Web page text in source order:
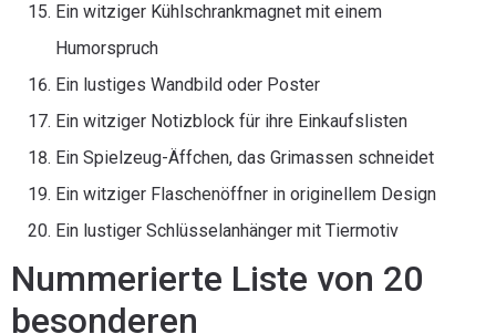
Ein witziger Kühlschrankmagnet mit einem
Humorspruch
Ein lustiges Wandbild oder Poster
Ein witziger Notizblock für ihre Einkaufslisten
Ein Spielzeug-Äffchen, das Grimassen schneidet
Ein witziger Flaschenöffner in originellem Design
Ein lustiger Schlüsselanhänger mit Tiermotiv
Nummerierte Liste von 20
besonderen